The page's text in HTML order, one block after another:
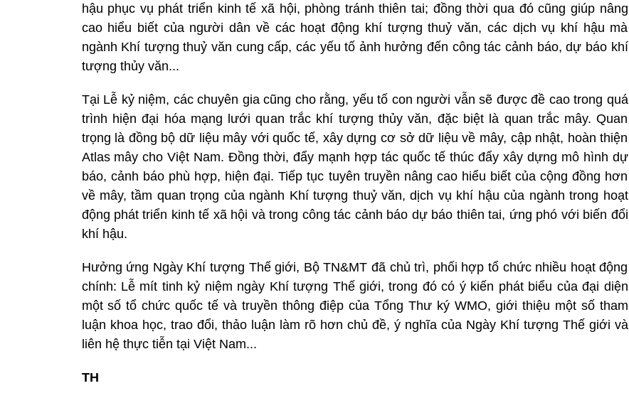
hậu phục vụ phát triển kinh tế xã hội, phòng tránh thiên tai; đồng thời qua đó cũng giúp nâng
cao hiểu biết của người dân về các hoạt động khí tượng thuỷ văn, các dịch vụ khí hậu mà
ngành Khí tượng thuỷ văn cung cấp, các yếu tố ảnh hưởng đến công tác cảnh báo, dự báo khí
tượng thủy văn...
Tại Lễ kỷ niệm, các chuyên gia cũng cho rằng, yếu tố con người vẫn sẽ được đề cao trong quá
trình hiện đại hóa mạng lưới quan trắc khí tượng thủy văn, đặc biệt là quan trắc mây. Quan
trọng là đồng bộ dữ liệu mây với quốc tế, xây dựng cơ sở dữ liệu về mây, cập nhật, hoàn thiện
Atlas mây cho Việt Nam. Đồng thời, đẩy mạnh hợp tác quốc tế thúc đẩy xây dựng mô hình dự
báo, cảnh báo phù hợp, hiện đại. Tiếp tục tuyên truyền nâng cao hiểu biết của cộng đồng hơn
về mây, tầm quan trọng của ngành Khí tượng thuỷ văn, dịch vụ khí hậu của ngành trong hoạt
động phát triển kinh tế xã hội và trong công tác cảnh báo dự báo thiên tai, ứng phó với biến đổi
khí hậu.
Hưởng ứng Ngày Khí tượng Thế giới, Bộ TN&MT đã chủ trì, phối hợp tổ chức nhiều hoạt động
chính: Lễ mít tinh kỷ niệm ngày Khí tượng Thế giới, trong đó có ý kiến phát biểu của đại diện
một số tổ chức quốc tế và truyền thông điệp của Tổng Thư ký WMO, giới thiệu một số tham
luận khoa học, trao đổi, thảo luận làm rõ hơn chủ đề, ý nghĩa của Ngày Khí tượng Thế giới và
liên hệ thực tiễn tại Việt Nam...
TH